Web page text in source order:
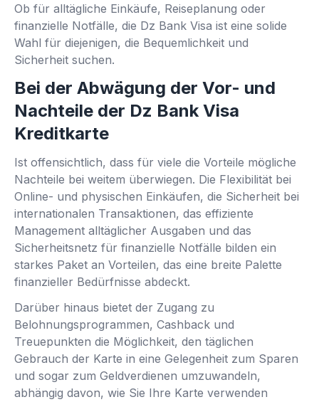
Ob für alltägliche Einkäufe, Reiseplanung oder
finanzielle Notfälle, die Dz Bank Visa ist eine solide
Wahl für diejenigen, die Bequemlichkeit und
Sicherheit suchen.
Bei der Abwägung der Vor- und
Nachteile der Dz Bank Visa
Kreditkarte
Ist offensichtlich, dass für viele die Vorteile mögliche
Nachteile bei weitem überwiegen. Die Flexibilität bei
Online- und physischen Einkäufen, die Sicherheit bei
internationalen Transaktionen, das effiziente
Management alltäglicher Ausgaben und das
Sicherheitsnetz für finanzielle Notfälle bilden ein
starkes Paket an Vorteilen, das eine breite Palette
finanzieller Bedürfnisse abdeckt.
Darüber hinaus bietet der Zugang zu
Belohnungsprogrammen, Cashback und
Treuepunkten die Möglichkeit, den täglichen
Gebrauch der Karte in eine Gelegenheit zum Sparen
und sogar zum Geldverdienen umzuwandeln,
abhängig davon, wie Sie Ihre Karte verwenden